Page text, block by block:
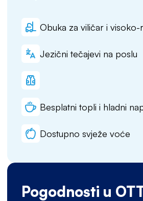
Obuka za viličar i visoko-
Jezični tečajevi na poslu
Besplatni topli i hladni
Dostupno svježe voće
Pogodnosti u